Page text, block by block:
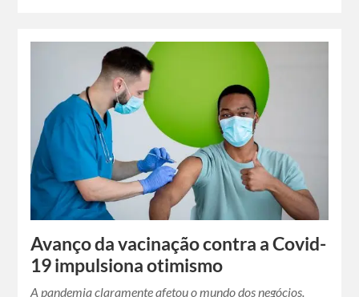
Avanço da vacinação contra a Covid-
19 impulsiona otimismo
A pandemia claramente afetou o mundo dos negócios.